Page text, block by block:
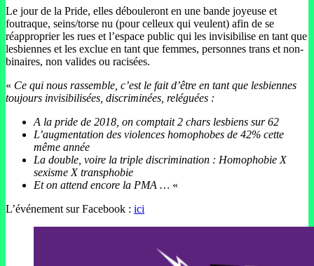
Le jour de la Pride, elles débouleront en une bande joyeuse et
foutraque, seins/torse nu (pour celleux qui veulent) afin de se
réapproprier les rues et l’espace public qui les invisibilise en tant que
lesbiennes et les exclue en tant que femmes, personnes trans et non-
binaires, non valides ou racisées.
« Ce qui nous rassemble, c’est le fait d’être en tant que lesbiennes
toujours invisibilisées, discriminées, reléguées :
A la pride de 2018, on comptait 2 chars lesbiens sur 62
L’augmentation des violences homophobes de 42% cette
même année
La double, voire la triple discrimination : Homophobie X
sexisme X transphobie
Et on attend encore la PMA … «
L’événement sur Facebook : ici